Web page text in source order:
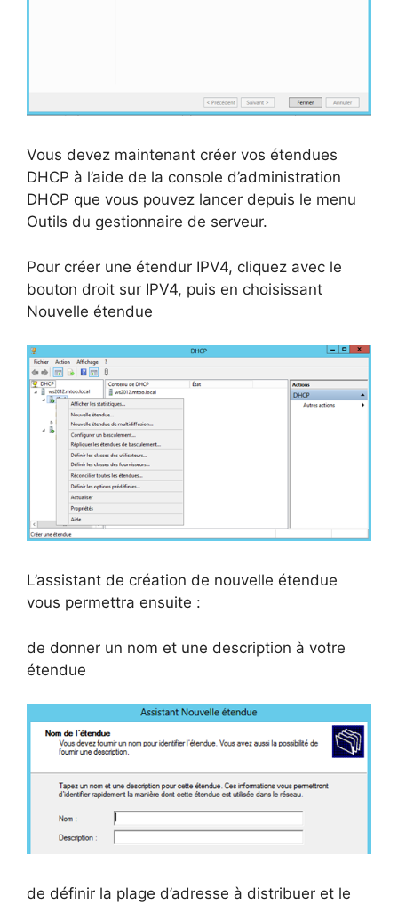
Vous devez maintenant créer vos étendues
DHCP à l’aide de la console d’administration
DHCP que vous pouvez lancer depuis le menu
Outils du gestionnaire de serveur.
Pour créer une étendur IPV4, cliquez avec le
bouton droit sur IPV4, puis en choisissant
Nouvelle étendue
L’assistant de création de nouvelle étendue
vous permettra ensuite :
de donner un nom et une description à votre
étendue
de définir la plage d’adresse à distribuer et le